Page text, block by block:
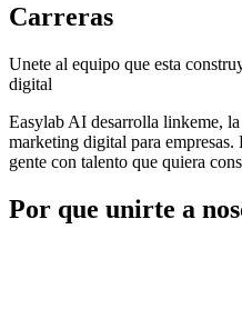
Carreras
Unete al equipo que esta
digital
Easylab AI desarrolla linkeme,
marketing digital para empresas.
gente con talento que quiera
Por que unirte a